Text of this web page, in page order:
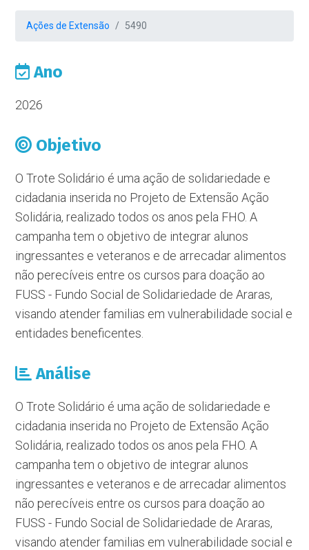
Ações de Extensão 5490
Ano
2026
Objetivo
O Trote Solidário é uma ação de solidariedade e
cidadania inserida no Projeto de Extensão Ação
Solidária, realizado todos os anos pela FHO. A
campanha tem o objetivo de integrar alunos
ingressantes e veteranos e de arrecadar alimentos
não perecíveis entre os cursos para doação ao
FUSS - Fundo Social de Solidariedade de Araras,
visando atender familias em vulnerabilidade social e
entidades beneficentes.
Análise
O Trote Solidário é uma ação de solidariedade e
cidadania inserida no Projeto de Extensão Ação
Solidária, realizado todos os anos pela FHO. A
campanha tem o objetivo de integrar alunos
ingressantes e veteranos e de arrecadar alimentos
não perecíveis entre os cursos para doação ao
FUSS - Fundo Social de Solidariedade de Araras,
visando atender familias em vulnerabilidade social e